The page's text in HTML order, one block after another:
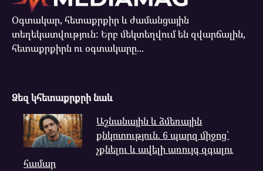
Օգտակար, հետաքրքիր և ժամանցային
տեղեկատվություն: Երբ մեկտեղվում են զվարճալին,
հետաքրքիրն ու օգտակարը...
Ձեզ կհետաքրքրի նաև
Աշնանային և ձմեռային
քնկոտություն. 6 պարզ միջոց՝
չքնելու և ավելի առույգ զգալու
համար